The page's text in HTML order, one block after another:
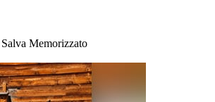
Salva Memorizzato